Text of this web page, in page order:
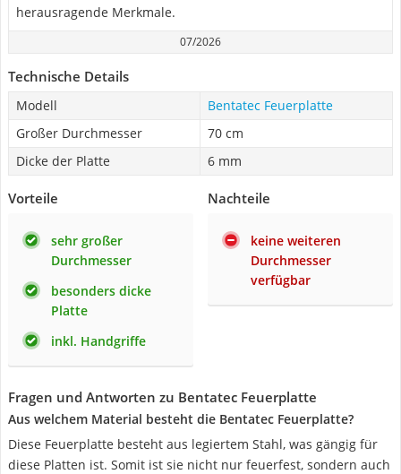
herausragende Merkmale.
07/2026
Technische Details
Modell
Bentatec Feuerplatte
Großer Durchmesser
70 cm
Dicke der Platte
6 mm
Vorteile
sehr großer
Durchmesser
besonders dicke
Platte
inkl. Handgriffe
Nachteile
keine weiteren
Durchmesser
verfügbar
Fragen und Antworten zu Bentatec Feuerplatte
Aus welchem Material besteht die Bentatec Feuerplatte?
Diese Feuerplatte besteht aus legiertem Stahl, was gängig für
diese Platten ist. Somit ist sie nicht nur feuerfest, sondern auch